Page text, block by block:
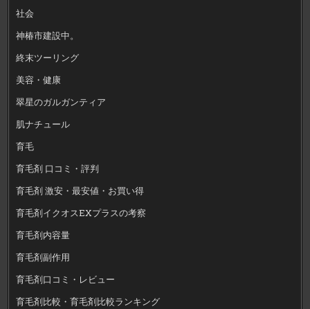
社会
神椿市建設中。
終末ツーリング
美容・健康
翠星のガルガンティア
肌ナチュール
育毛
育毛剤 口コミ・評判
育毛剤 激安・最安値・お買い得
育毛剤イクオスEXプラスの考察
育毛剤内容量
育毛剤副作用
育毛剤口コミ・レビュー
育毛剤比較・育毛剤比較ランキング